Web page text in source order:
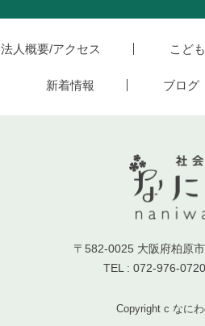
法人概要/アクセス こど
新着情報 ブログ
〒582-0025 大阪府柏原
TEL : 072-976-
Copyright c なに